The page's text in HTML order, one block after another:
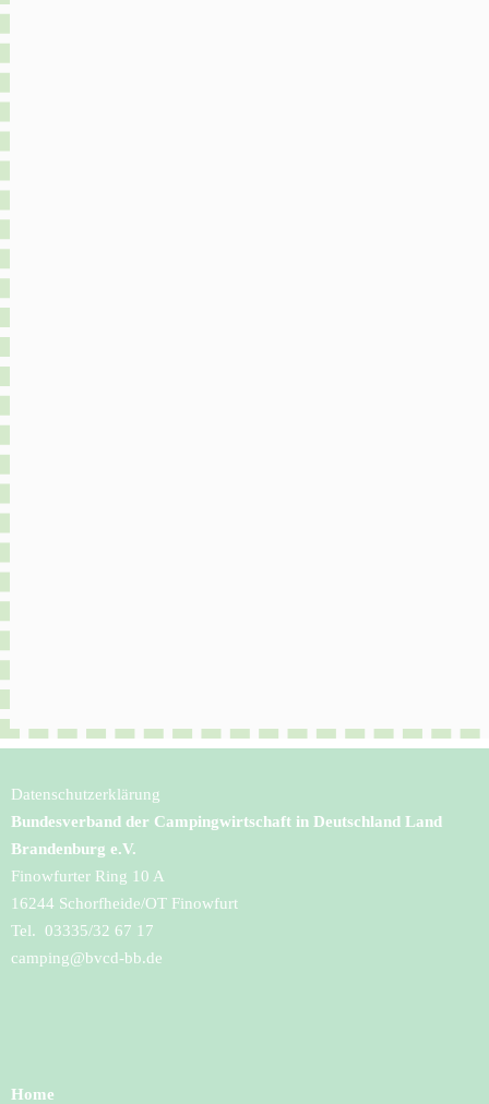
Datenschutzerklärung
Bundesverband der Campingwirtschaft in Deutschland Land
Brandenburg e.V.
Finowfurter Ring 10 A
16244 Schorfheide/OT Finowfurt
Tel. 03335/32 67 17
camping@bvcd-bb.de
Home